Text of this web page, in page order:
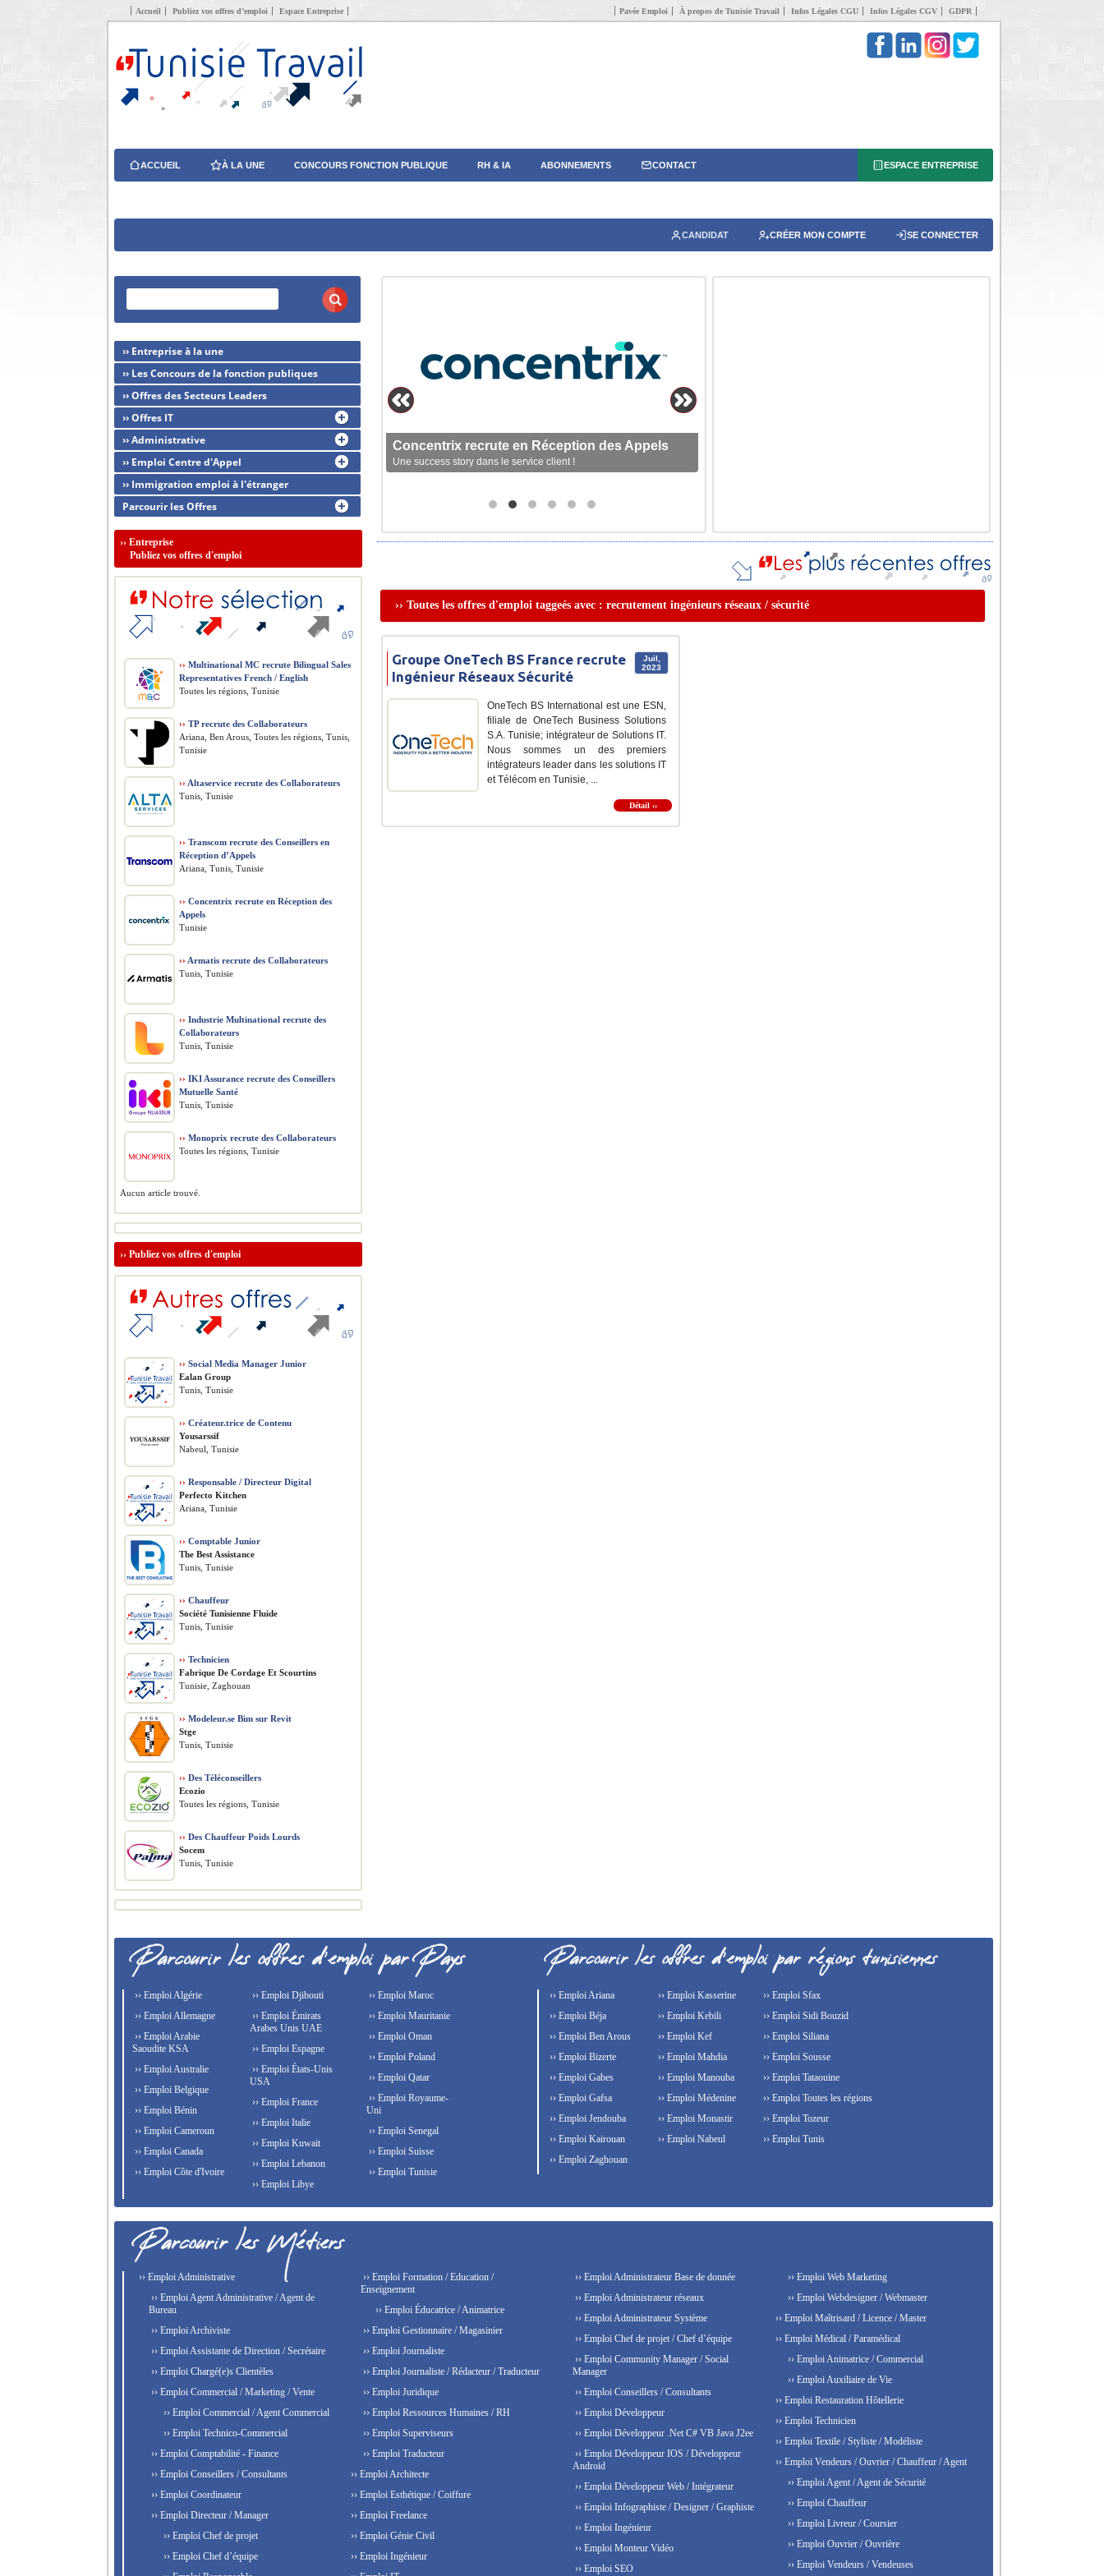
Accueil Publiez vos offres d’emploi Espace Entreprise Pavée Emploi À propos de Tunisie Travail Infos Légales CGU Infos Légales CGV GDPR
ACCUEIL À LA UNE CONCOURS FONCTION PUBLIQUE RH & IA ABONNEMENTS CONTACT ESPACE ENTREPRISE
CANDIDAT CRÉER MON COMPTE SE CONNECTER
Concentrix recrute en Réception des Appels
Une success story dans le service client !
›› Toutes les offres d'emploi taggeés avec : recrutement ingénieurs réseaux / sécurité
Juil,
2023
Groupe OneTech BS France recrute
Ingénieur Réseaux Sécurité
OneTech BS International est une ESN,
filiale de OneTech Business Solutions
S.A. Tunisie; intégrateur de Solutions IT.
Nous sommes un des premiers
intégrateurs leader dans les solutions IT
et Télécom en Tunisie, ...
Détail ››
›› Entreprise à la une
›› Les Concours de la fonction publiques
›› Offres des Secteurs Leaders
›› Offres IT
›› Administrative
›› Emploi Centre d'Appel
›› Immigration emploi à l'étranger
Parcourir les Offres
›› Entreprise
Publiez vos offres d'emploi
›› Multinational MC recrute Bilingual Sales
Representatives French / English
Toutes les régions, Tunisie
›› TP recrute des Collaborateurs
Ariana, Ben Arous, Toutes les régions, Tunis,
Tunisie
›› Altaservice recrute des Collaborateurs
Tunis, Tunisie
›› Transcom recrute des Conseillers en
Réception d’Appels
Ariana, Tunis, Tunisie
›› Concentrix recrute en Réception des
Appels
Tunisie
›› Armatis recrute des Collaborateurs
Tunis, Tunisie
›› Industrie Multinational recrute des
Collaborateurs
Tunis, Tunisie
›› IKI Assurance recrute des Conseillers
Mutuelle Santé
Tunis, Tunisie
›› Monoprix recrute des Collaborateurs
Toutes les régions, Tunisie
Aucun article trouvé.
›› Publiez vos offres d'emploi
›› Social Media Manager Junior
Ealan Group
Tunis, Tunisie
›› Créateur.trice de Contenu
Yousarssif
Nabeul, Tunisie
›› Responsable / Directeur Digital
Perfecto Kitchen
Ariana, Tunisie
›› Comptable Junior
The Best Assistance
Tunis, Tunisie
›› Chauffeur
Société Tunisienne Fluide
Tunis, Tunisie
›› Technicien
Fabrique De Cordage Et Scourtins
Tunisie, Zaghouan
›› Modeleur.se Bim sur Revit
Stge
Tunis, Tunisie
›› Des Téléconseillers
Ecozio
Toutes les régions, Tunisie
›› Des Chauffeur Poids Lourds
Socem
Tunis, Tunisie
›› Emploi Algérie
›› Emploi Allemagne
›› Emploi Arabie
Saoudite KSA
›› Emploi Australie
›› Emploi Belgique
›› Emploi Bénin
›› Emploi Cameroun
›› Emploi Canada
›› Emploi Côte d'Ivoire
›› Emploi Djibouti
›› Emploi Émirats
Arabes Unis UAE
›› Emploi Espagne
›› Emploi États-Unis
USA
›› Emploi France
›› Emploi Italie
›› Emploi Kuwait
›› Emploi Lebanon
›› Emploi Libye
›› Emploi Maroc
›› Emploi Mauritanie
›› Emploi Oman
›› Emploi Poland
›› Emploi Qatar
›› Emploi Royaume-
Uni
›› Emploi Senegal
›› Emploi Suisse
›› Emploi Tunisie
›› Emploi Ariana
›› Emploi Béja
›› Emploi Ben Arous
›› Emploi Bizerte
›› Emploi Gabes
›› Emploi Gafsa
›› Emploi Jendouba
›› Emploi Kairouan
›› Emploi Kasserine
›› Emploi Kebili
›› Emploi Kef
›› Emploi Mahdia
›› Emploi Manouba
›› Emploi Médenine
›› Emploi Monastir
›› Emploi Nabeul
›› Emploi Sfax
›› Emploi Sidi Bouzid
›› Emploi Siliana
›› Emploi Sousse
›› Emploi Tataouine
›› Emploi Toutes les régions
›› Emploi Tozeur
›› Emploi Tunis
›› Emploi Zaghouan
›› Emploi Administrative
›› Emploi Agent Administrative / Agent de
Bureau
›› Emploi Archiviste
›› Emploi Assistante de Direction / Secrétaire
›› Emploi Chargé(e)s Clientèles
›› Emploi Commercial / Marketing / Vente
›› Emploi Commercial / Agent Commercial
›› Emploi Technico-Commercial
›› Emploi Comptabilité - Finance
›› Emploi Conseillers / Consultants
›› Emploi Coordinateur
›› Emploi Directeur / Manager
›› Emploi Chef de projet
›› Emploi Chef d’équipe
›› Emploi Formation / Education /
Enseignement
›› Emploi Éducatrice / Animatrice
›› Emploi Gestionnaire / Magasinier
›› Emploi Journaliste
›› Emploi Journaliste / Rédacteur / Traducteur
›› Emploi Juridique
›› Emploi Ressources Humaines / RH
›› Emploi Superviseurs
›› Emploi Traducteur
›› Emploi Architecte
›› Emploi Esthétique / Coiffure
›› Emploi Freelance
›› Emploi Génie Civil
›› Emploi Ingénieur
›› Emploi Administrateur Base de donnée
›› Emploi Administrateur réseaux
›› Emploi Administrateur Système
›› Emploi Chef de projet / Chef d’équipe
›› Emploi Community Manager / Social
Manager
›› Emploi Conseillers / Consultants
›› Emploi Développeur
›› Emploi Développeur .Net C# VB Java J2ee
›› Emploi Développeur IOS / Développeur
Android
›› Emploi Développeur Web / Intégrateur
›› Emploi Infographiste / Designer / Graphiste
›› Emploi Ingénieur
›› Emploi Monteur Vidéo
›› Emploi SEO
›› Emploi Web Marketing
›› Emploi Webdesigner / Webmaster
›› Emploi Maîtrisard / Licence / Master
›› Emploi Médical / Paramédical
›› Emploi Animatrice / Commercial
›› Emploi Auxiliaire de Vie
›› Emploi Restauration Hôtellerie
›› Emploi Technicien
›› Emploi Textile / Styliste / Modéliste
›› Emploi Vendeurs / Ouvrier / Chauffeur / Agent
›› Emploi Agent / Agent de Sécurité
›› Emploi Chauffeur
›› Emploi Livreur / Coursier
›› Emploi Ouvrier / Ouvrière
›› Emploi Vendeurs / Vendeuses